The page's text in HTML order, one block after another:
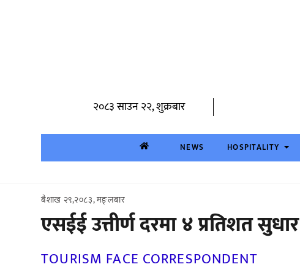
२०८३ साउन २२, शुक्रबार
NEWS HOSPITALITY
बैशाख २९,२०८३, मङ्लबार
एसईई उत्तीर्ण दरमा ४ प्रतिशत सुधार
TOURISM FACE CORRESPONDENT